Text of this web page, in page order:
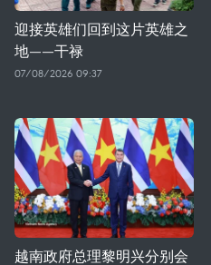
迎接英雄们回到这片英雄之
地——干禄
07/08/2026 09:37
越南政府总理黎明兴分别会